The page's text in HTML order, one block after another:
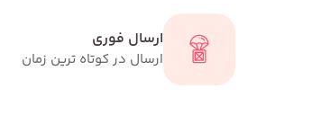
ارسال فوری
ارسال در کوتاه ترین زمان